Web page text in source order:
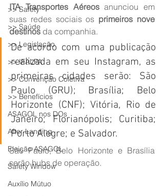
>> Safety
>> Saúde
>> Legislação
>> IFALPA
>> Convenção Coletiva
>> Benefícios
ASAGOL nos DOs
After Landing
Eleição ASAGOL
Safety Window
Auxílio Mútuo
ITA Transportes Aéreos anunciou em
suas redes sociais os primeiros nove
destinos da companhia.
De acordo com uma publicação
realizada em seu Instagram, as
primeiras cidades serão: São
Paulo (GRU); Brasília; Belo
Horizonte (CNF); Vitória, Rio de
Janeiro; Florianópolis; Curitiba;
Porto Alegre; e Salvador.
São Paulo, Belo Horizonte e Brasília
serão hubs de operação.